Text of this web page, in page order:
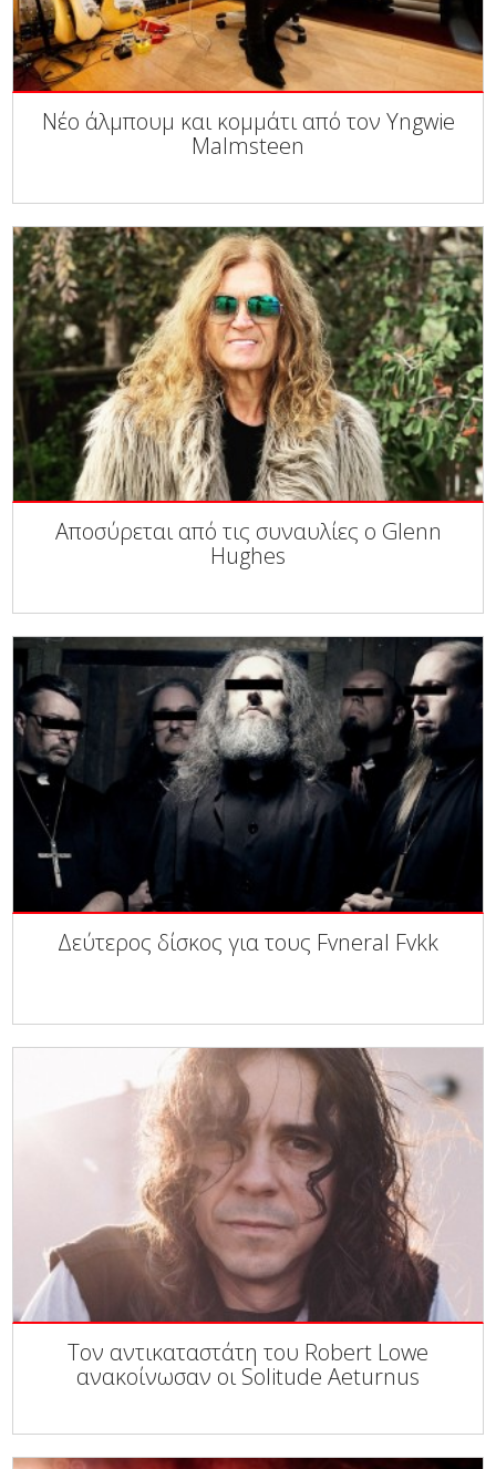
Νέο άλμπουμ και κομμάτι από τον Yngwie
Malmsteen
Αποσύρεται από τις συναυλίες ο Glenn
Hughes
Δεύτερος δίσκος για τους Fvneral Fvkk
Τον αντικαταστάτη του Robert Lowe
ανακοίνωσαν οι Solitude Aeturnus